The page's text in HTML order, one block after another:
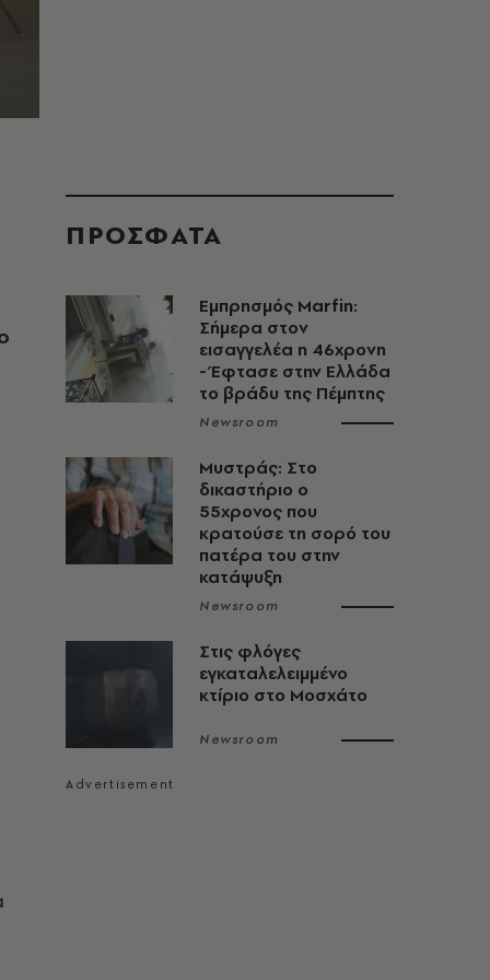
ΠΡΟΣΦΑΤΑ
Εμπρησμός Marfin:
Σήμερα στον
εισαγγελέα η 46χρονη
- Έφτασε στην Ελλάδα
το βράδυ της Πέμπτης
Newsroom
Μυστράς: Στο
δικαστήριο ο
55χρονος που
κρατούσε τη σορό του
πατέρα του στην
κατάψυξη
Newsroom
Στις φλόγες
εγκαταλελειμμένο
κτίριο στο Μοσχάτο
Newsroom